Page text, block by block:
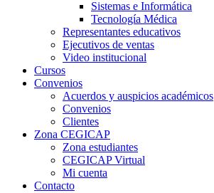
Sistemas e Informática
Tecnología Médica
Representantes educativos
Ejecutivos de ventas
Video institucional
Cursos
Convenios
Acuerdos y auspicios académicos
Convenios
Clientes
Zona CEGICAP
Zona estudiantes
CEGICAP Virtual
Mi cuenta
Contacto